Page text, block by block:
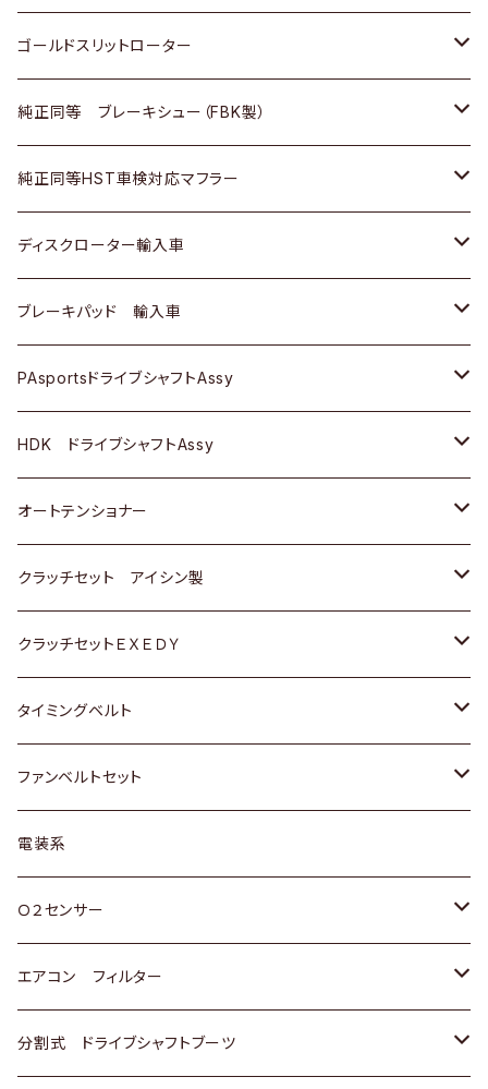
三菱ふそう
ＢＭＷ
三菱ふそう
その他
スバル
マツダ
三菱
スバル
三菱
ダイハツ
マツダ
三菱
スバル
日産
いすゞ
ダイハツ
マツダ
三菱
スバル
ＢＥＮＺ
スズキ
日産
ダイハツ
マツダ
三菱
スバル
ホンダ
日産
いすゞ
ダイハツ
マツダ
三菱
スバル
トヨタ
ホンダ
スズキ
日産
ダイハツ
マツダ
三菱
スバル
ゴールドスリットローター
トヨタ
ホンダ
スズキ
日産
ダイハツ
マツダ
三菱
スバル
純正同等 ブレーキシュー（FBK製）
ホンダ
スズキ
日産
ダイハツ
マツダ
三菱
スバル
純正同等HST車検対応マフラー
トヨタ
ホンダ
スズキ
日産
いすゞ
ダイハツ
マツダ
三菱
スバル
日野
ディスクローター輸入車
ＡＵＤＩ
ＢＥＮＺ
ＢＭＷ
GOLF
ＷＡＧＥＮ
アストロ（シボレー）
クライスラー
ブレーキパッド 輸入車
ＢＥＮＺ
ＢＭＷ
ＷＡＧＥＮ
ＶＯＬＶＯ
PAsportsドライブシャフトAssy
トヨタ
ホンダ
スズキ
日産
ダイハツ
マツダ
三菱
スバル
HDK ドライブシャフトAssy
スズキ
ダイハツ
日産
ホンダ
マツダ
オートテンショナー
トヨタ
クラッチセット アイシン製
ホンダ
スズキ
ダイハツ
マツダ
三菱
スバル
クラッチセットＥＸＥＤＹ
ホンダ
スズキ
日産
ダイハツ
マツダ
三菱
タイミングベルト
トヨタ
スズキ
ダイハツ
三菱
スバル
ファンベルトセット
トヨタ
ホンダ
スズキ
日産
電装系
Ｏ２センサー
トヨタ
ホンダ
エアコン フィルター
トヨタ
分割式 ドライブシャフトブーツ